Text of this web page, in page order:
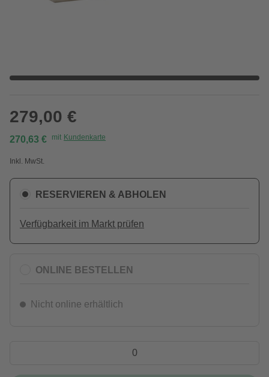
279,00 €
270,63 € mit Kundenkarte
Inkl. MwSt.
RESERVIEREN & ABHOLEN
Verfügbarkeit im Markt prüfen
ONLINE BESTELLEN
Nicht online erhältlich